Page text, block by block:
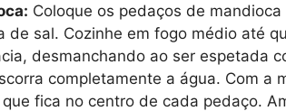
Coloque os pedaços de
de sal. Cozinhe em fogo médio até
desmanchando ao ser espetada
completamente a água. Com a
fica no centro de cada pedaço.